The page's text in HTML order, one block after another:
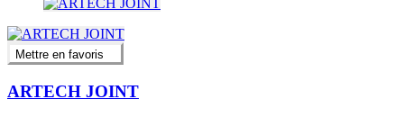
Mettre en favoris
ARTECH JOINT